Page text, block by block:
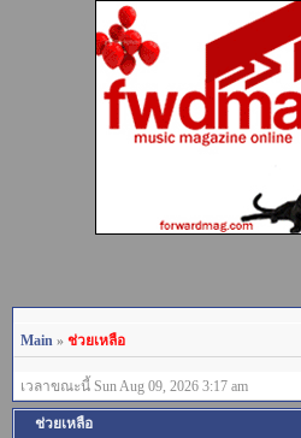
Main » ช่วยเหลือ
เวลาขณะนี้ Sun Aug 09, 2026 3:17 am
ช่วยเหลือ